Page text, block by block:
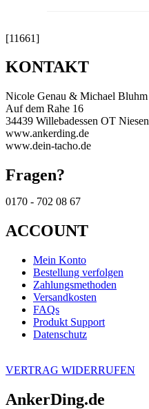
[11661]
KONTAKT
Nicole Genau & Michael Bluhm
Auf dem Rahe 16
34439 Willebadessen OT Niesen
www.ankerding.de
www.dein-tacho.de
Fragen?
0170 - 702 08 67
ACCOUNT
Mein Konto
Bestellung verfolgen
Zahlungsmethoden
Versandkosten
FAQs
Produkt Support
Datenschutz
VERTRAG WIDERRUFEN
AnkerDing.de